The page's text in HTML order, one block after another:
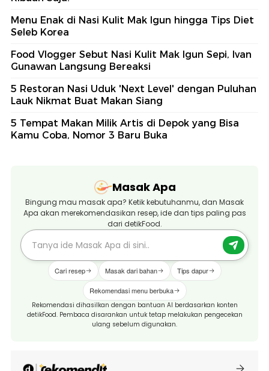
Menu Enak di Nasi Kulit Mak Igun hingga Tips Diet
Seleb Korea
Food Vlogger Sebut Nasi Kulit Mak Igun Sepi, Ivan
Gunawan Langsung Bereaksi
5 Restoran Nasi Uduk 'Next Level' dengan Puluhan
Lauk Nikmat Buat Makan Siang
5 Tempat Makan Milik Artis di Depok yang Bisa
Kamu Coba, Nomor 3 Baru Buka
Masak Apa
Bingung mau masak apa? Ketik kebutuhanmu, dan Masak
Apa akan merekomendasikan resep, ide dan tips paling pas
dari detikFood.
Cari resep Masak dari bahan Tips dapur
Rekomendasi menu berbuka
Rekomendasi dihasilkan dengan bantuan AI berdasarkan konten
detikFood. Pembaca disarankan untuk tetap melakukan pengecekan
ulang sebelum digunakan.